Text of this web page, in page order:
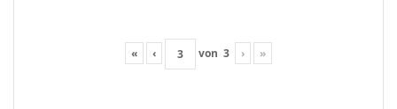
« ‹ von 3 › »